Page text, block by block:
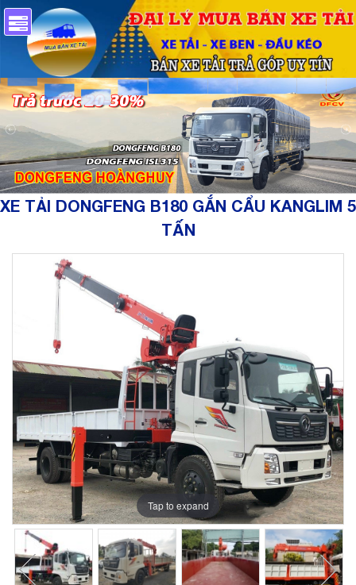
XE TẢI DONGFENG B180 GẮN CẨU KANGLIM 5
TẤN
Tap to expand
Tap to expand
Tap to expand
Tap to expand
Tap to expand
Tap to expand